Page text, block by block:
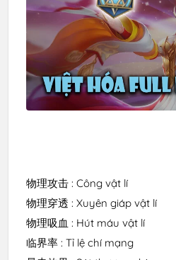
物理攻击 : Công vật lí
物理穿透 : Xuyên giáp vật lí
物理吸血 : Hút máu vật lí
临界率 : Tỉ lệ chí mạng